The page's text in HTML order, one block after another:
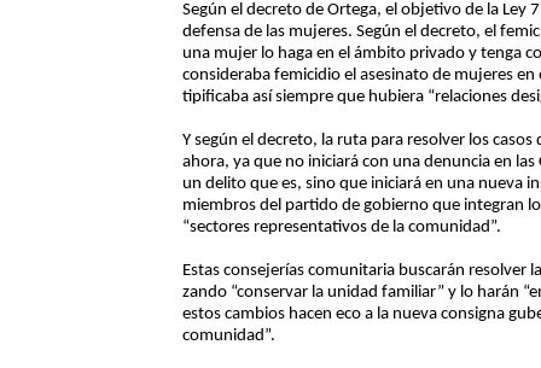
Según el decreto de Ortega, el objetivo de la Ley
defensa de las mujeres. Según el decreto, el
una mujer lo haga en el ámbito privado y tenga
consideraba femicidio el asesinato de mujeres
tipificaba así siempre que hubiera “relaciones
Y según el decreto, la ruta para resolver los
ahora, ya que no iniciará con una denuncia en
un delito que es, sino que iniciará en una nueva
miembros del partido de gobierno que integran
“sectores representativos de la comunidad”.
Estas consejerías comunitaria buscarán resolver
zando “conservar la unidad familiar” y lo harán
estos cambios hacen eco a la nueva consigna
comunidad”.